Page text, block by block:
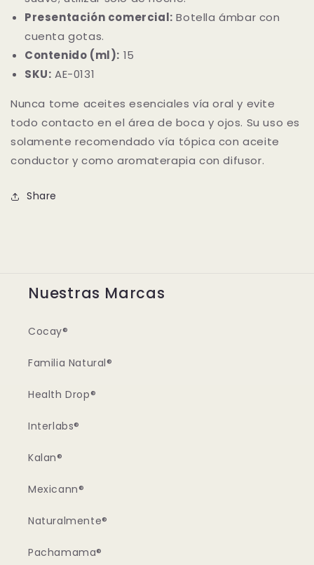
Presentación comercial: Botella ámbar con
cuenta gotas.
Contenido (ml): 15
SKU: AE-0131
Nunca tome aceites esenciales vía oral y evite
todo contacto en el área de boca y ojos. Su uso es
solamente recomendado vía tópica con aceite
conductor y como aromaterapia con difusor.
Share
Nuestras Marcas
Cocay®
Familia Natural®
Health Drop®
Interlabs®
Kalan®
Mexicann®
Naturalmente®
Pachamama®